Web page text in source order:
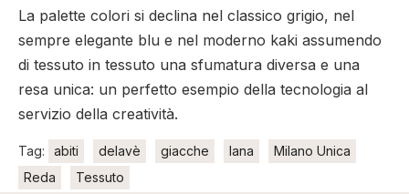
La palette colori si declina nel classico grigio, nel
sempre elegante blu e nel moderno kaki assumendo
di tessuto in tessuto una sfumatura diversa e una
resa unica: un perfetto esempio della tecnologia al
servizio della creatività.
Tag: abiti delavè giacche lana
Milano Unica
Reda
Tessuto